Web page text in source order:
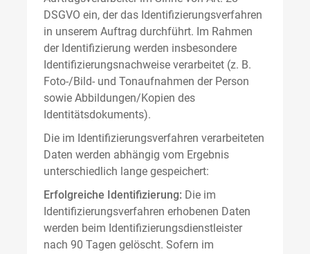
DSGVO ein, der das Identifizierungsverfahren
in unserem Auftrag durchführt. Im Rahmen
der Identifizierung werden insbesondere
Identifizierungsnachweise verarbeitet (z. B.
Foto-/Bild- und Tonaufnahmen der Person
sowie Abbildungen/Kopien des
Identitätsdokuments).
Die im Identifizierungsverfahren verarbeiteten
Daten werden abhängig vom Ergebnis
unterschiedlich lange gespeichert:
Erfolgreiche Identifizierung: Die im
Identifizierungsverfahren erhobenen Daten
werden beim Identifizierungsdienstleister
nach 90 Tagen gelöscht. Sofern im